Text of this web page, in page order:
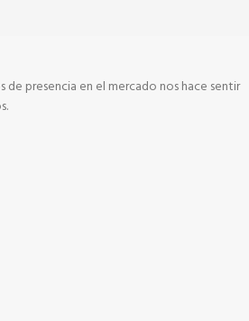
de presencia en el mercado nos hace sentir